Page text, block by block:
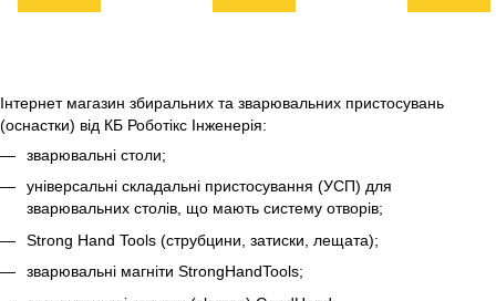
Інтернет магазин збиральних та зварювальних пристосувань
(оснастки) від КБ Роботікс Інженерія:
зварювальні столи;
універсальні складальні пристосування (УСП) для
зварювальних столів, що мають систему отворів;
Strong Hand Tools (струбцини, затиски, лещата);
зварювальні магніти StrongHandTools;